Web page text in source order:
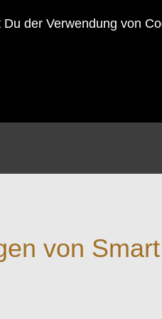
der Verwendung von
von